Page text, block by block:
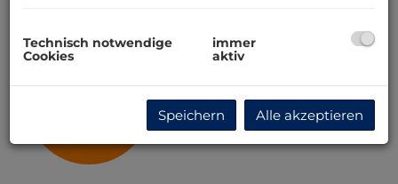
Technisch notwendige
Cookies
immer
aktiv
Speichern Alle akzeptieren